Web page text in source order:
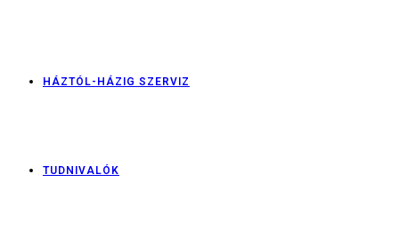
HÁZTÓL-HÁZIG SZERVIZ
TUDNIVALÓK